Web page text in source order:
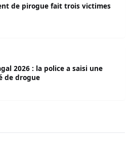
de pirogue fait trois victimes
2026 : la police a saisi une
de drogue